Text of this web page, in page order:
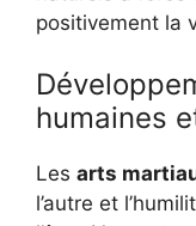
positivement la
humaines
Les arts
l’autre et